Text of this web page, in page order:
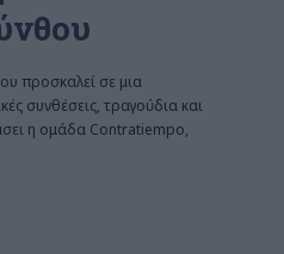
προσκαλεί σε μια
συνθέσεις, τραγούδια και
η ομάδα Contratiempo,